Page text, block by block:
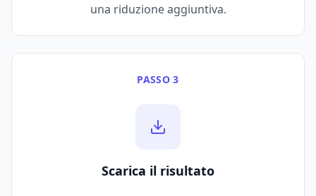
una riduzione aggiuntiva.
PASSO 3
Scarica il risultato